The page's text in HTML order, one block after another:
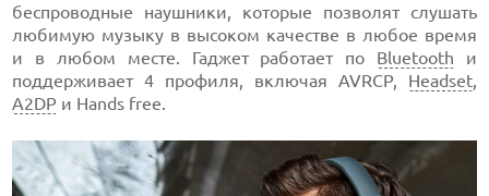
беспроводные наушники, которые позволят слушать
любимую музыку в высоком качестве в любое время
и в любом месте. Гаджет работает по Bluetooth и
поддерживает 4 профиля, включая AVRCP, Headset,
A2DP и Hands free.